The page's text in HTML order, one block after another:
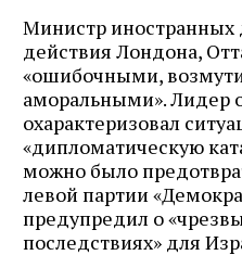
Министр иностранных
действия Лондона,
«ошибочными,
аморальными». Лидер
охарактеризовал
«дипломатическую
можно было
левой партии
предупредил о
последствиях» для